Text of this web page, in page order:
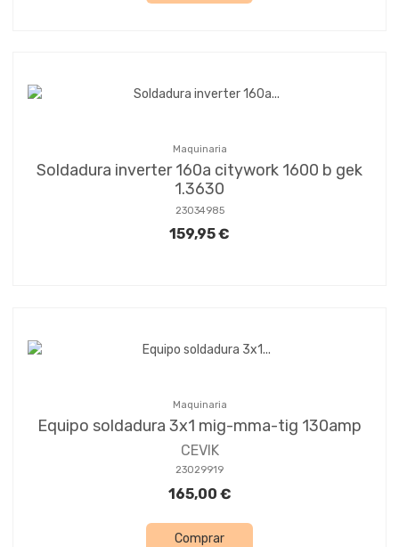
Maquinaria
Soldadura inverter 160a citywork 1600 b gek
1.3630
23034985
159,95 €
Maquinaria
Equipo soldadura 3x1 mig-mma-tig 130amp
CEVIK
23029919
165,00 €
Comprar